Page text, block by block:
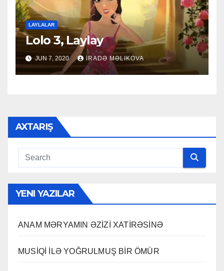
LAYLALAR
Lolo 3, Laylay
JUN 7, 2020 İRADƏ MƏLIKOVA
AXTARIŞ
YENI YAZILAR
ANAM MƏRYAMIN ƏZİZİ XATİRƏSİNƏ
MUSİQİ İLƏ YOĞRULMUŞ BİR ÖMÜR